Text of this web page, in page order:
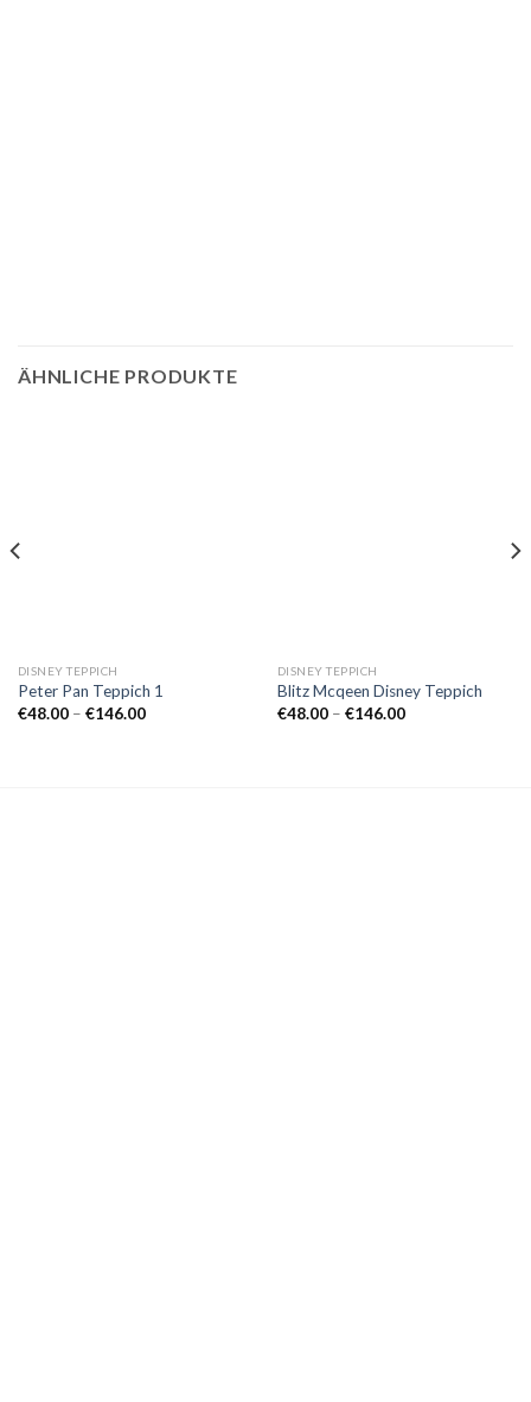
ÄHNLICHE PRODUKTE
DISNEY TEPPICH
Peter Pan Teppich 1
€48.00 – €146.00Preisspanne:
DISNEY TEPPICH
Blitz Mcqeen Disney Teppich
€48.00 – €146.00Preisspanne: